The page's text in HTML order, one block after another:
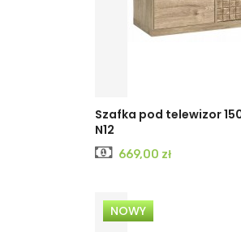
Szafka pod telewizor
N12
Cena
669,00 zł
NOWY